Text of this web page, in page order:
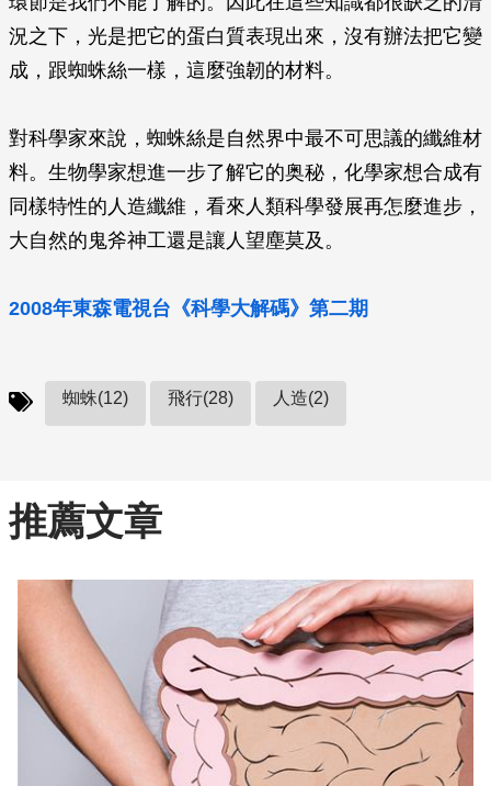
況之下，光是把它的蛋白質表現出來，沒有辦法把它變
成，跟蜘蛛絲一樣，這麼強韌的材料。
對科學家來說，蜘蛛絲是自然界中最不可思議的纖維材
料。生物學家想進一步了解它的奥秘，化學家想合成有
同樣特性的人造纖維，看來人類科學發展再怎麼進步，
大自然的鬼斧神工還是讓人望塵莫及。
2008年東森電視台《科學大解碼》第二期
蜘蛛(12) 飛行(28) 人造(2)
推薦文章